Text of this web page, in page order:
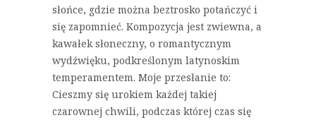
słońce, gdzie można beztrosko potańczyć i
się zapomnieć. Kompozycja jest zwiewna, a
kawałek słoneczny, o romantycznym
wydźwięku, podkreślonym latynoskim
temperamentem. Moje przesłanie to:
Cieszmy się urokiem każdej takiej
czarownej chwili, podczas której czas się